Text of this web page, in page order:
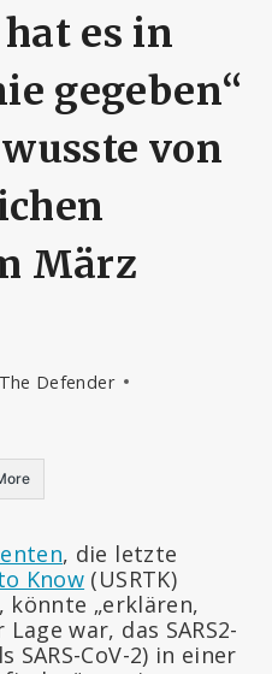
hat es in
gegeben“
von
März
Defender
, die letzte
Know (USRTK)
„erklären,
war, das SARS2-
CoV-2) in einer